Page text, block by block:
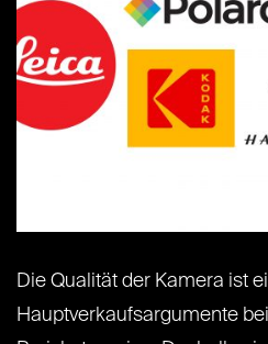
Die Qualität der Kamera ist
Hauptverkaufsargumente